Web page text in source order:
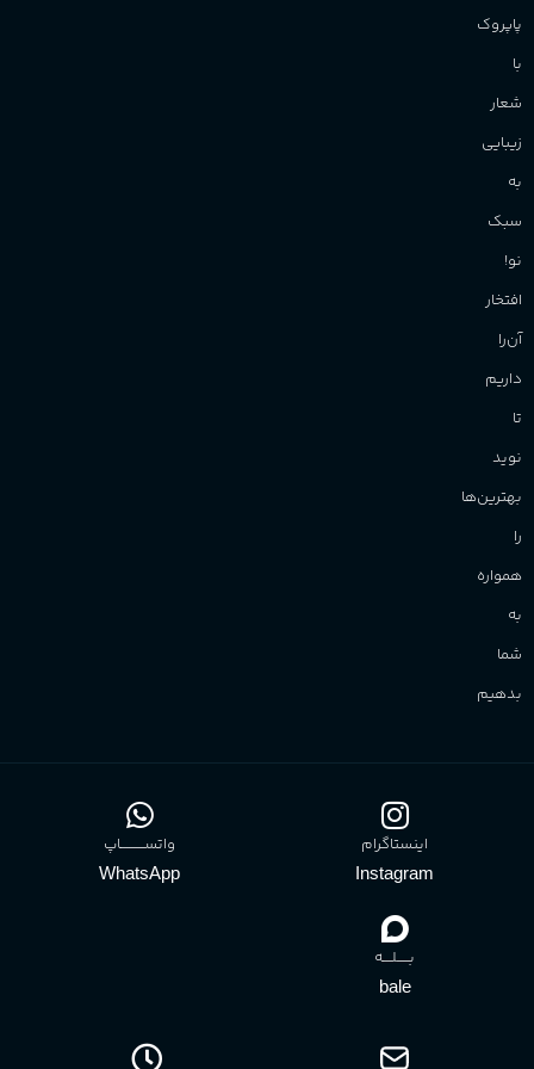
پاپروک
با
شعار
زیبایی
به
سبک
نو!
افتخار
آن‌را
داریم
تا
نوید
بهترین‌ها
را
همواره
به
شما
بدهیم
اینستاگرام
Instagram
واتســــــــــاپ
WhatsApp
بـــــلــــه
bale